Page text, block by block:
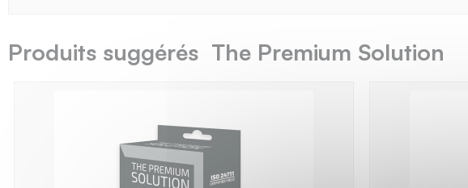
Produits suggérés The Premium Solution